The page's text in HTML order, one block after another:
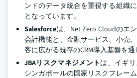
ンドのデータ統合を重視する組織
となっています。
Salesforceは、Net Zero Cloudのエ
会計機能と、金融サービス、小売
客に広がる既存のCRM導入基盤を通
JBAリスクマネジメントは、イギリ
シンガポールの国家リスクフレー